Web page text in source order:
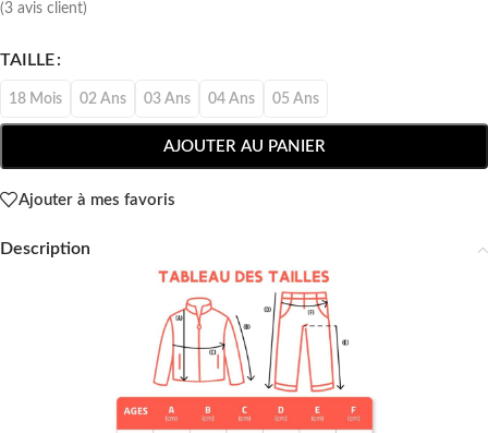
(3 avis client)
TAILLE
18 Mois 02 Ans 03 Ans 04 Ans 05 Ans
AJOUTER AU PANIER
Ajouter à mes favoris
Description